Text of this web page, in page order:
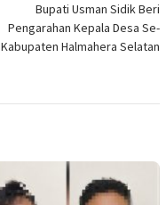
Bupati Usman Sidik Beri
Pengarahan Kepala Desa Se-
Kabupaten Halmahera Selatan